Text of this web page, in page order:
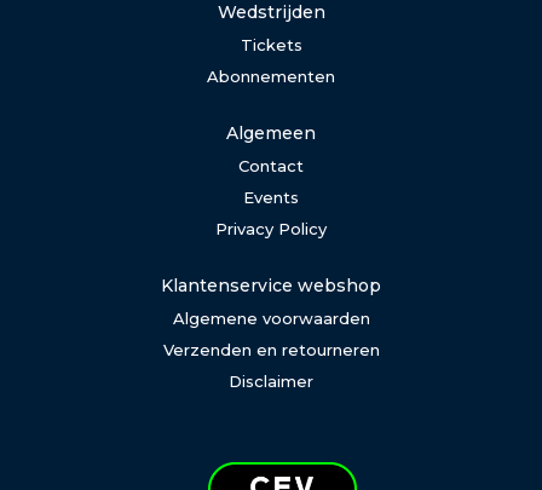
Wedstrijden
Tickets
Abonnementen
Algemeen
Contact
Events
Privacy Policy
Klantenservice webshop
Algemene voorwaarden
Verzenden en retourneren
Disclaimer